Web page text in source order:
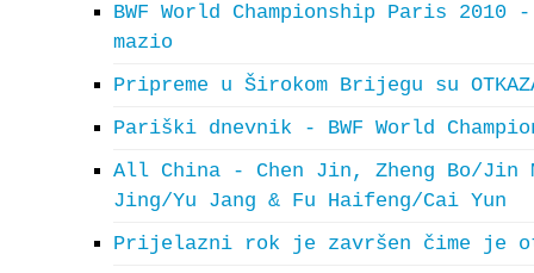
BWF World Championship Paris
mazio
Pripreme u Širokom Brijegu su
Pariški dnevnik - BWF World
All China - Chen Jin, Zheng Bo/Jin
Jing/Yu Jang & Fu Haifeng/Cai Yun
Prijelazni rok je završen čime je